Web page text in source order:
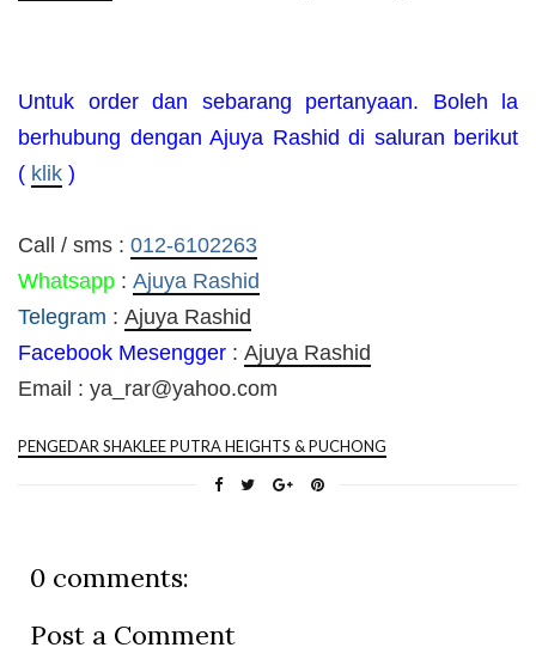
Untuk order dan sebarang pertanyaan. Boleh la
berhubung dengan Ajuya Rashid di saluran berikut
( klik )
Call / sms : 012-6102263
Whatsapp : Ajuya Rashid
Telegram : Ajuya Rashid
Facebook Mesengger : Ajuya Rashid
Email : ya_rar@yahoo.com
PENGEDAR SHAKLEE PUTRA HEIGHTS & PUCHONG
0 comments:
Post a Comment